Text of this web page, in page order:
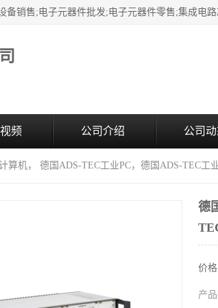
频 公司介绍 公司
算机， 德国ADS-TEC工业PC，德国ADS-TEC工
德
价
产品